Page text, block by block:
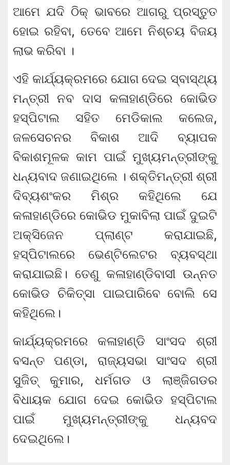
ଆମେ ଯଦି ଠିକ୍‌ ଭାବରେ ଆଗରୁ ପ୍ରସ୍ତୁତ
ହୋଇ ରହିବା, ତେବେ ଆମେ ନିଶ୍ଚୟ ବିଜୟ
ଲାଭ କରିବା ।
ଏହି କାର୍ଯ୍ୟକ୍ରମରେ ଯୋଗ ଦେଇ ସ୍ବାସ୍ଥ୍ୟ
ମନ୍ତ୍ରୀ ନବ ଦାସ କଳାହାଣ୍ଡିରେ କୋଭିଡ
ହସ୍‌ପିଟାଲ ସହିତ ମେଡିକାଲ କଲେଜ,
ଜଳସେଚନର ବିକାଶ ଆଦି ବ୍ୟାପକ
ବିକାଶମୂଳକ କାମ ପାଇଁ ମୁଖ୍ୟମନ୍ତ୍ରୀଙ୍କୁ
ଧନ୍ୟବାଦ ଜଣାଇଥିଲେ । ଶକ୍ତିମନ୍ତ୍ରୀ ଶ୍ରୀ
ଦିବ୍ୟଶଂକର ମିଶ୍ର କହିଥିଲେ ଯେ
କଳାହାଣ୍ଡିରେ କୋଭିଡ ମୁକାବିଲା ପାଇଁ ଦୁଇଟି
ଅକ୍‌ସିଜେନ ପ୍ଲାଣ୍ଟ କରାଯାଇଛି,
ହସ୍‌ପିଟାଲରେ ଭେଣ୍ଟିଲେଟର ବ୍ୟବସ୍ଥା
କରାଯାଇଛି। ତେଣୁ କଳାହାଣ୍ଡିବାସୀ ଉନ୍ନତ
କୋଭିଡ ଚିକିତ୍ସା ପାଇପାରିବେ ବୋଲି ସେ
କହିଥିଲେ।
କାର୍ଯ୍ୟକ୍ରମରେ କଳାହାଣ୍ଡି ସାଂସଦ ଶ୍ରୀ
ବସନ୍ତ ପଣ୍ଡା, ରାଜ୍ୟସଭା ସାଂସଦ ଶ୍ରୀ
ସୁଜିତ୍‌ କୁମାର, ଧର୍ମଗଡ ଓ ଲାଞ୍ଜିଗଡର
ବିଧାୟକ ଯୋଗ ଦେଇ କୋଭିଡ ହସ୍‌ପିଟାଲ
ପାଇଁ ମୁଖ୍ୟମନ୍ତ୍ରୀଙ୍କୁ ଧନ୍ୟବଦ
ଦେଇଥିଲେ।